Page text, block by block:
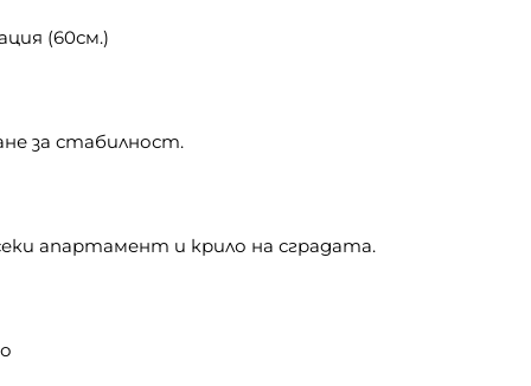
(60см.)
за стабилност.
апартамент и крило на сградата.